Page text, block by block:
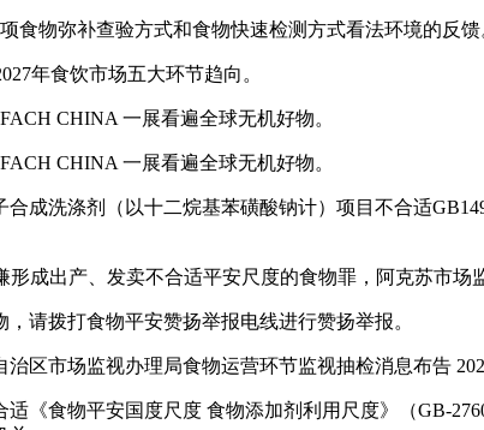
物弥补查验方式和食物快速检测方式看法环境的反馈
年食饮市场五大环节趋向。
CHINA 一展看遍全球无机好物。
CHINA 一展看遍全球无机好物。
洗涤剂（以十二烷基苯磺酸钠计）项目不合适
出产、发卖不合适平安尺度的食物罪，阿克苏市场
拨打食物平安赞扬举报电线进行赞扬举报。
市场监视办理局食物运营环节监视抽检消息布告
食物平安国度尺度 食物添加剂利用尺度》（GB-